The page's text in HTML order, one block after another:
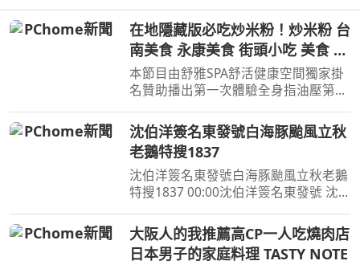
超多彩票！ 我們的蹦蹦 ...
在地隱藏版必吃炒米粉！炒米粉 台
南美食 永康美食 街頭小吃 美食 美
食推薦 旅遊 fyp food
taiwanfood streetfood
本節目由舒雅SPA舒活健康空間獨家掛
名贊助播出第一次體驗全身指油壓第二
062985552 ...
沈伯洋簽名東發號白海豚颱風立秋
老鵝特搜1837
沈伯洋簽名東發號白海豚颱風立秋老鵝
特搜1837 00:00沈伯洋簽名東發號 沈
店 ...
大阪人的我推薦高CP一人吃燒肉店
日本男子的家庭料理 TASTY NOTE